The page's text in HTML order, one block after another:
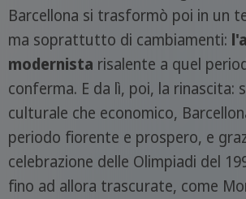
Barcellona si trasformò poi in un
ma soprattutto di cambiamenti:
modernista risalente a quel
conferma. E da lì, poi, la rinascita:
culturale che economico,
periodo fiorente e prospero, e
celebrazione delle Olimpiadi del
fino ad allora trascurate, come